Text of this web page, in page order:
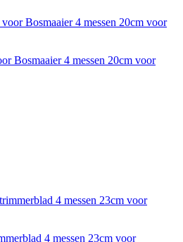
Bosmaaier 4 messen 20cm voor
4 messen 23cm voor